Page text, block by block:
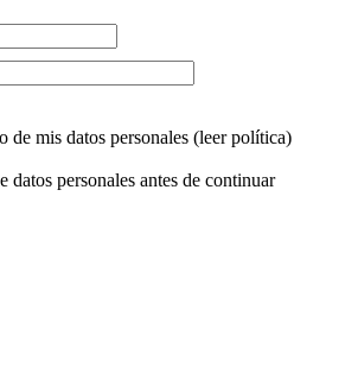
de mis datos personales (leer política)
datos personales antes de continuar